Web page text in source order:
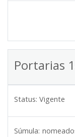
Portarias
Status: Vigente
Súmula: